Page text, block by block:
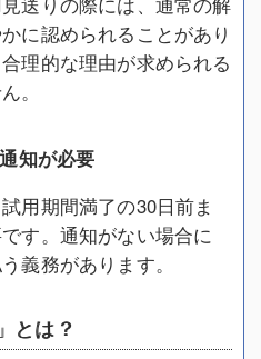
に認められることがあり
理的な理由が求められる
。
知が必要
用期間満了の30日前ま
す。通知がない場合に
義務があります。
とは？